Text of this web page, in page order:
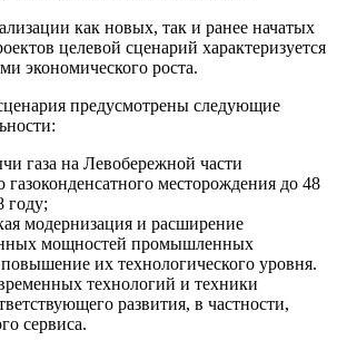
как новых, так и ранее начатых
целевой сценарий характеризуется
экономического роста.
предусмотрены следующие
газа на Левобережной части
газоконденсатного месторождения до 48
году;
модернизация и расширение
мощностей промышленных
их технологического уровня.
технологий и техники
развития, в частности,
сервиса.